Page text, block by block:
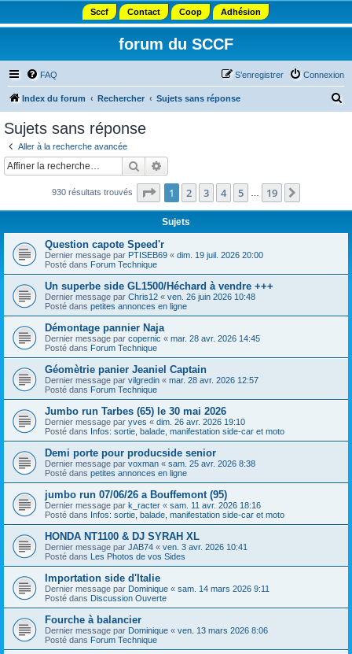
Sccf Contact Coop Adhésion
forum du SCCF
FAQ Connexion
S’enregistrer
Index du forum Rechercher Sujets sans réponse
c
Sujets sans réponse
Aller à la recherche avancée
Rechercher
930 résultats trouvés Page 1sur19
1 2 3 4 5 19
Sujets
Question capote Speed'r
Dernier message par PTISEB69 « dim. 19 juil. 2026 20:00
Posté dans Forum Technique
Un superbe side GL1500/Héchard à vendre +++
Dernier message par Chris12 « ven. 26 juin 2026 10:48
Posté dans petites annonces en ligne
Démontage pannier Naja
Dernier message par copernic « mar. 28 avr. 2026 14:45
Posté dans Forum Technique
Géomètrie panier Jeaniel Captain
Dernier message par vilgredin « mar. 28 avr. 2026 12:57
Posté dans Forum Technique
Jumbo run Tarbes (65) le 30 mai 2026
Dernier message par yves « dim. 26 avr. 2026 19:10
Posté dans Infos: sortie, balade, manifestation side-car et moto
Demi porte pour producside senior
Dernier message par voxman « sam. 25 avr. 2026 8:38
Posté dans petites annonces en ligne
jumbo run 07/06/26 a Bouffemont (95)
Dernier message par k_racter « sam. 11 avr. 2026 18:16
Posté dans Infos: sortie, balade, manifestation side-car et moto
HONDA NT1100 & DJ SYRAH XL
Dernier message par JAB74 « ven. 3 avr. 2026 10:41
Posté dans Les Photos de vos Sides
Importation side d'Italie
Dernier message par Dominique « sam. 14 mars 2026 9:11
Posté dans Discussion Ouverte
Fourche à balancier
Dernier message par Dominique « ven. 13 mars 2026 8:06
Posté dans Forum Technique